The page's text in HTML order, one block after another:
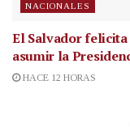
NACIONALES
El Salvador
asumir la
HACE 12 HORAS